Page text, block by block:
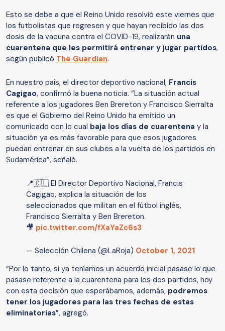
Esto se debe a que el Reino Unido resolvió este viernes que
los futbolistas que regresen y que hayan recibido las dos
dosis de la vacuna contra el COVID-19, realizarán una
cuarentena que les permitirá entrenar y jugar partidos,
según publicó The Guardian.
En nuestro país, el director deportivo nacional, Francis
Cagigao, confirmó la buena noticia. “La situación actual
referente a los jugadores Ben Brereton y Francisco Sierralta
es que el Gobierno del Reino Unido ha emitido un
comunicado con lo cual baja los días de cuarentena y la
situación ya es más favorable para que esos jugadores
puedan entrenar en sus clubes a la vuelta de los partidos en
Sudamérica”, señaló.
📍🇨🇱 El Director Deportivo Nacional, Francis
Cagigao, explica la situación de los
seleccionados que militan en el fútbol inglés,
Francisco Sierralta y Ben Brereton.
🎥 pic.twitter.com/fXaYaZc6s3
— Selección Chilena (@LaRoja) October 1, 2021
“Por lo tanto, si ya teníamos un acuerdo inicial pasase lo que
pasase referente a la cuarentena para los dos partidos, hoy
con esta decisión que esperábamos, además, podremos
tener los jugadores para las tres fechas de estas
eliminatorias”, agregó.